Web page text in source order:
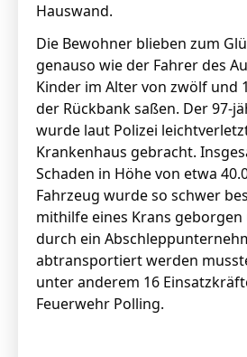
Hauswand.
Die Bewohner blieben zum
genauso wie der Fahrer des
Kinder im Alter von zwölf und
der Rückbank saßen. Der 97-
wurde laut Polizei
Krankenhaus gebracht.
Schaden in Höhe von etwa
Fahrzeug wurde so schwer
mithilfe eines Krans
durch ein
abtransportiert werden
unter anderem 16
Feuerwehr Polling.